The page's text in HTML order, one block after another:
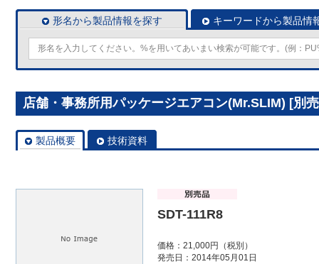
形名から製品情報を探す キーワードから製品情
店舗・事務所用パッケージエアコン(Mr.SLIM) [別
製品概要 技術資料
SDT-111R8
価格：21,000円（税別）
発売日：2014年05月01日